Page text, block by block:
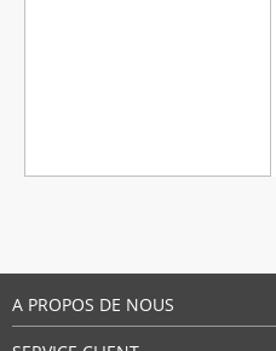
A PROPOS DE NOUS